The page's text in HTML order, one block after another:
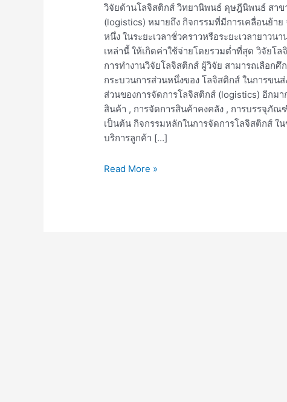
วิจัยด้านโลจิสติกส์ วิทยานิพนธ์ ดุษฎีนิพนธ์ สา
(logistics) หมายถึง กิจกรรมที่มีการเคลื่อนย้า
หนึ่ง ในระยะเวลาชั่วคราวหรือระยะเวลายาว
เหล่านี้ ให้เกิดค่าใช้จ่ายโดยรวมต่ำที่สุด วิจัยโ
การทำงานวิจัยโลจิสติกส์ ผู้วิจัย สามารถเลือก
กระบวนการส่วนหนึ่งของ โลจิสติกส์ ในการขน
ส่วนของการจัดการโลจิสติกส์ (logistics) อีกม
สินค้า , การจัดการสินค้าคงคลัง , การบรรจุภัณ
เป็นต้น กิจกรรมหลักในการจัดการโลจิสติกส์ ใ
บริการลูกค้า […]
นิ
พนธ์โล
จิ
สติ
กส์
Read More »